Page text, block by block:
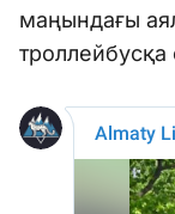
маңындағы
троллейбусқа